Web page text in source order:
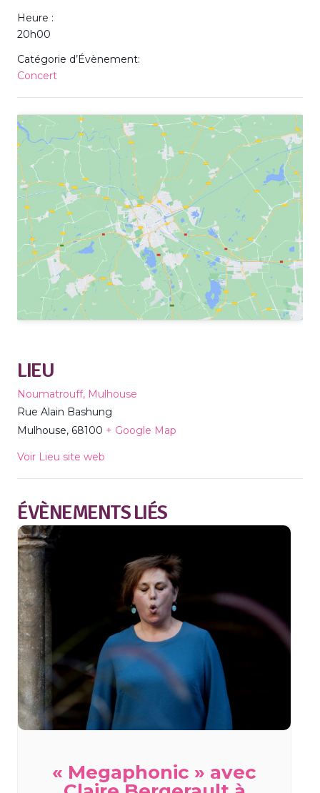
Heure :
20h00
Catégorie d’Évènement:
Concert
LIEU
Noumatrouff, Mulhouse
Rue Alain Bashung
Mulhouse, 68100 + Google Map
Voir Lieu site web
ÉVÈNEMENTS LIÉS
« Megaphonic » avec